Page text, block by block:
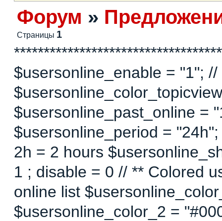
Форум »
Страницы 1
$usersonline_enable = "1";
$usersonline_past_online =
$usersonline_period =
2h = 2 hours
1 ; disable = 0 // ** Colored
online list
$usersonline_color_2 =